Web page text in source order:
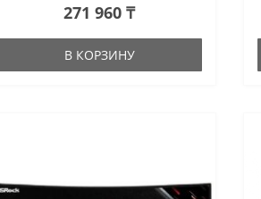
271 960 ₸
В КОРЗИНУ